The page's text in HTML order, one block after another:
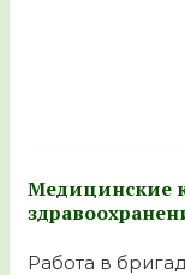
Медицинские
Работа в